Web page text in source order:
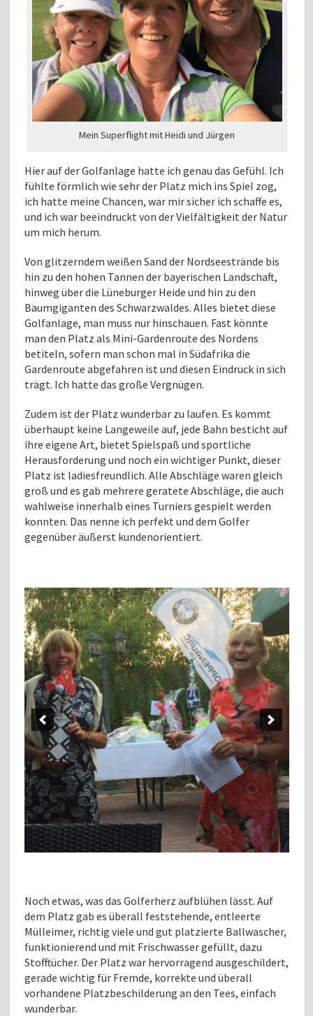
Mein Superflight mit Heidi und Jürgen
Hier auf der Golfanlage hatte ich genau das Gefühl. Ich
fühlte förmlich wie sehr der Platz mich ins Spiel zog,
ich hatte meine Chancen, war mir sicher ich schaffe es,
und ich war beeindruckt von der Vielfältigkeit der Natur
um mich herum.
Von glitzerndem weißen Sand der Nordseestrände bis
hin zu den hohen Tannen der bayerischen Landschaft,
hinweg über die Lüneburger Heide und hin zu den
Baumgiganten des Schwarzwaldes. Alles bietet diese
Golfanlage, man muss nur hinschauen. Fast könnte
man den Platz als Mini-Gardenroute des Nordens
betiteln, sofern man schon mal in Südafrika die
Gardenroute abgefahren ist und diesen Eindruck in sich
trägt. Ich hatte das große Vergnügen.
Zudem ist der Platz wunderbar zu laufen. Es kommt
überhaupt keine Langeweile auf, jede Bahn besticht auf
ihre eigene Art, bietet Spielspaß und sportliche
Herausforderung und noch ein wichtiger Punkt, dieser
Platz ist ladiesfreundlich. Alle Abschläge waren gleich
groß und es gab mehrere geratete Abschläge, die auch
wahlweise innerhalb eines Turniers gespielt werden
konnten. Das nenne ich perfekt und dem Golfer
gegenüber äußerst kundenorientiert.
Noch etwas, was das Golferherz aufblühen lässt. Auf
dem Platz gab es überall feststehende, entleerte
Mülleimer, richtig viele und gut platzierte Ballwascher,
funktionierend und mit Frischwasser gefüllt, dazu
Stofftücher. Der Platz war hervorragend ausgeschildert,
gerade wichtig für Fremde, korrekte und überall
vorhandene Platzbeschilderung an den Tees, einfach
wunderbar.